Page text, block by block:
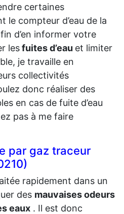
certaines
le compteur d’eau de la
d’en informer votre
lesfuites d’eau et limiter
je travaille en
collectivités
donc réaliser des
en cas de fuite d’eau
pas à me faire
par gaz traceur
rapidement dans un
des mauvaises odeurs
eaux . Il est donc